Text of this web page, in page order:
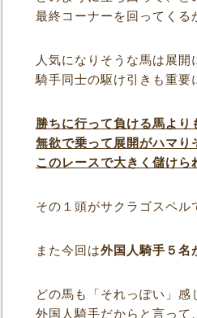
最終コーナーを回ってくる
人気になりそうな馬は展開
騎手同士の駆け引きも重要
勝ちに行って負ける馬より
無欲で乗って展開がハマり
このレースで大きく儲けら
その１頭がサクラゴスペル
また今回は外国人騎手５名
どの馬も「それっぽい」感
外国人騎手だからと言って